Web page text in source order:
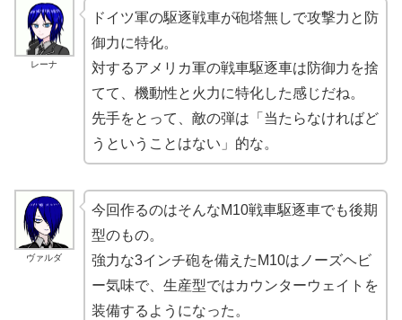
レーナ
ドイツ軍の駆逐戦車が砲塔無しで攻撃力と防
御力に特化。
対するアメリカ軍の戦車駆逐車は防御力を捨
てて、機動性と火力に特化した感じだね。
先手をとって、敵の弾は「当たらなければど
うということはない」的な。
ヴァルダ
今回作るのはそんなM10戦車駆逐車でも後期
型のもの。
強力な3インチ砲を備えたM10はノーズヘビ
ー気味で、生産型ではカウンターウェイトを
装備するようになった。